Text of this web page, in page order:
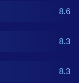
8.6
8.3
8.3